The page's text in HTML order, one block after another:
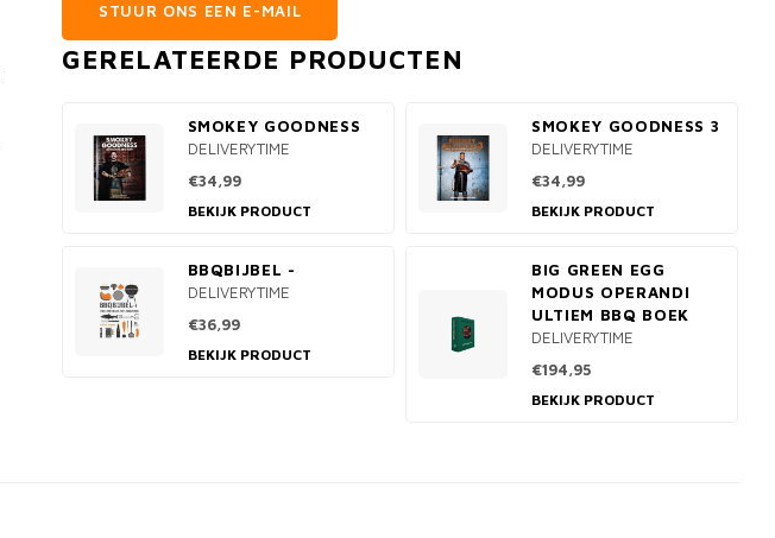
STUUR ONS EEN E-MAIL
GERELATEERDE PRODUCTEN
SMOKEY GOODNESS
DELIVERYTIME
€34,99
BEKIJK PRODUCT
SMOKEY GOODNESS 3
DELIVERYTIME
€34,99
BEKIJK PRODUCT
BBQBIJBEL -
DELIVERYTIME
€36,99
BEKIJK PRODUCT
BIG GREEN EGG
MODUS OPERANDI
ULTIEM BBQ BOEK
DELIVERYTIME
€194,95
BEKIJK PRODUCT